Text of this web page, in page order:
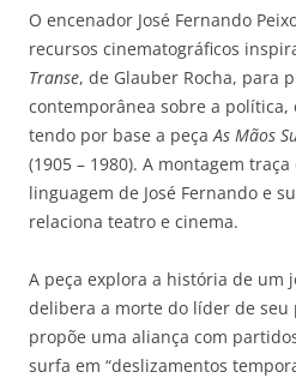
O encenador José Fernando
recursos cinematográficos
Transe, de Glauber Rocha, para
contemporânea sobre a política,
tendo por base a peça As Mãos
(1905 – 1980). A montagem
linguagem de José Fernando e
relaciona teatro e cinema.
A peça explora a história de um
delibera a morte do líder de seu
propõe uma aliança com
surfa em “deslizamentos